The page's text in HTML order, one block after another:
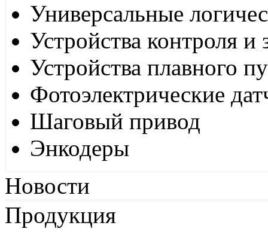
Универсальные
Устройства контроля
Устройства плавного
Фотоэлектрические
Шаговый привод
Энкодеры
Новости
Продукция